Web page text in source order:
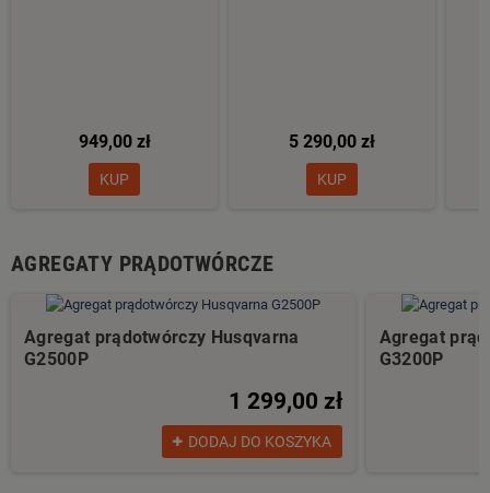
949,00 zł
KUP
5 290,00 zł
KUP
AGREGATY PRĄDOTWÓRCZE
Agregat prądotwórczy Husqvarna
G2500P
1 299,00 zł
DODAJ DO KOSZYKA
Agregat
G3200P